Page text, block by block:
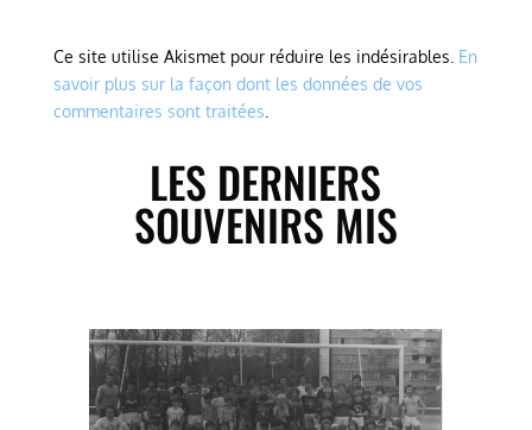
Ce site utilise Akismet pour réduire les indésirables. En
savoir plus sur la façon dont les données de vos
commentaires sont traitées.
LES DERNIERS
SOUVENIRS MIS